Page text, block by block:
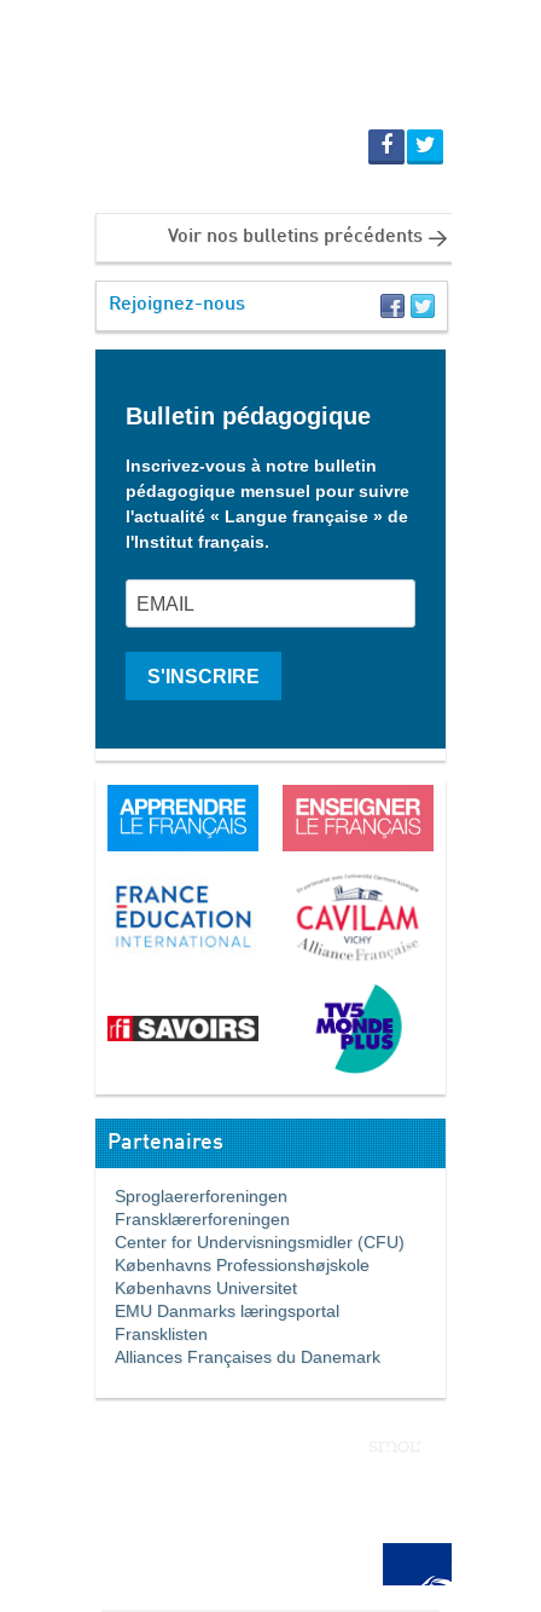
Voir nos bulletins précédents
Rejoignez-nous
Bulletin pédagogique
Inscrivez-vous à notre bulletin
pédagogique mensuel pour suivre
l'actualité « Langue française » de
l'Institut français.
S'INSCRIRE
Partenaires
Sproglaererforeningen
Fransklærerforeningen
Center for Undervisningsmidler (CFU)
Københavns Professionshøjskole
Københavns Universitet
EMU Danmarks læringsportal
Fransklisten
Alliances Françaises du Danemark